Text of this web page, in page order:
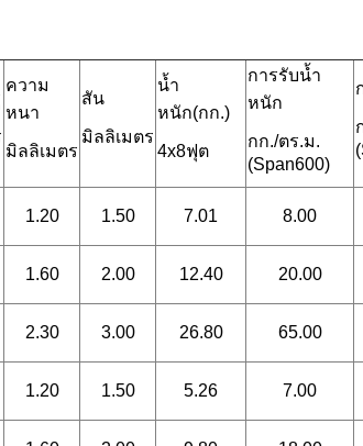
ความ
หนา
มิลลิเมตร
สัน
มิลลิเมตร
น้ำ
หนัก(กก.)
4x8ฟุต
การรับน้ำ
หนัก
กก./ตร.ม.
(Span600)
1.20 1.50 7.01 8.00
1.60 2.00 12.40 20.00
2.30 3.00 26.80 65.00
1.20 1.50 5.26 7.00